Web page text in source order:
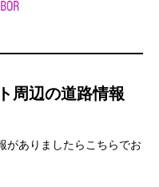
周辺の道路情報
がありましたらこちらでお